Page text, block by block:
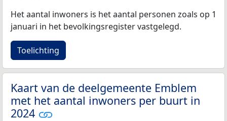
Het aantal inwoners is het aantal personen zoals op 1
januari in het bevolkingsregister vastgelegd.
Toelichting
Kaart van de deelgemeente Emblem
met het aantal inwoners per buurt in
2024